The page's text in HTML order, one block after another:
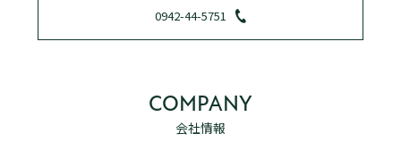
0942-44-5751
COMPANY
会社情報